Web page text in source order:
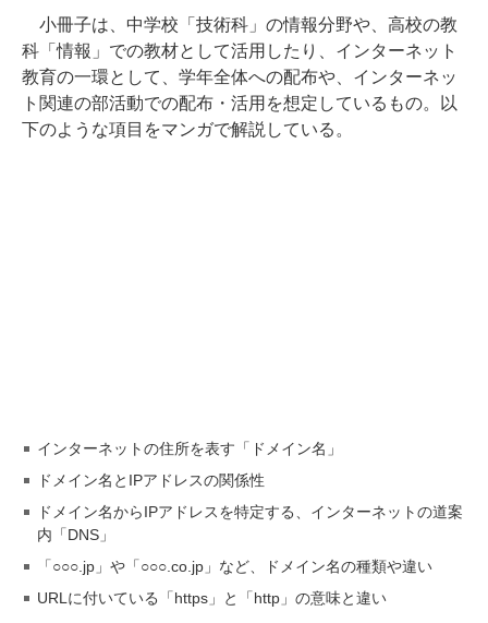
小冊子は、中学校「技術科」の情報分野や、高校の教
科「情報」での教材として活用したり、インターネット
教育の一環として、学年全体への配布や、インターネッ
ト関連の部活動での配布・活用を想定しているもの。以
下のような項目をマンガで解説している。
インターネットの住所を表す「ドメイン名」
ドメイン名とIPアドレスの関係性
ドメイン名からIPアドレスを特定する、インターネットの道案
内「DNS」
「○○○.jp」や「○○○.co.jp」など、ドメイン名の種類や違い
URLに付いている「https」と「http」の意味と違い